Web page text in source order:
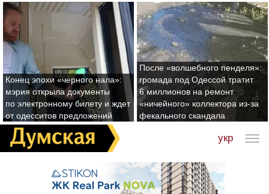
Конец эпохи «черного нала»:
мэрия открыла документы
по электронному билету и ждет
от одесситов предложений
После «волшебного пенделя»:
громада под Одессой тратит
6 миллионов на ремонт
«ничейного» коллектора из-за
фекального скандала
укр